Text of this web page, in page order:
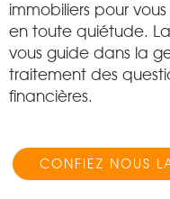
immobiliers pour
en toute quiétude.
vous guide dans la
traitement des
financières.
CONFIEZ NOUS